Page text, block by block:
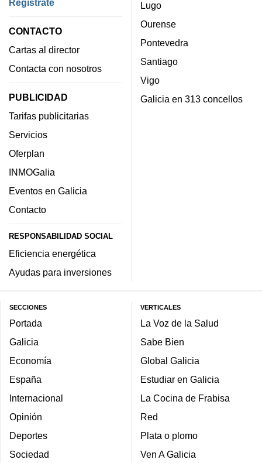
Regístrate
CONTACTO
Cartas al director
Contacta con nosotros
PUBLICIDAD
Tarifas publicitarias
Servicios
Oferplan
INMOGalia
Eventos en Galicia
Contacto
RESPONSABILIDAD SOCIAL
Eficiencia energética
Ayudas para inversiones
Lugo
Ourense
Pontevedra
Santiago
Vigo
Galicia en 313 concellos
SECCIONES
Portada
Galicia
Economía
España
Internacional
Opinión
Deportes
Sociedad
VERTICALES
La Voz de la Salud
Sabe Bien
Global Galicia
Estudiar en Galicia
La Cocina de Frabisa
Red
Plata o plomo
Ven A Galicia